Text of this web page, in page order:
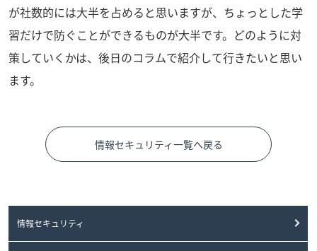
が社数的には大半を占めると思いますが、ちょっとした学
習だけで防ぐことができるものが大半です。どのように対
策していくかは、後日のコラムで紹介して行きたいと思い
ます。
情報セキュリティ一覧へ戻る
情報セキュリティ